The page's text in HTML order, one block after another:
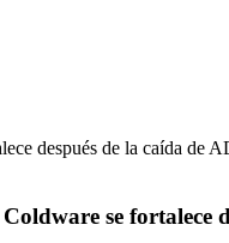
se fortalece